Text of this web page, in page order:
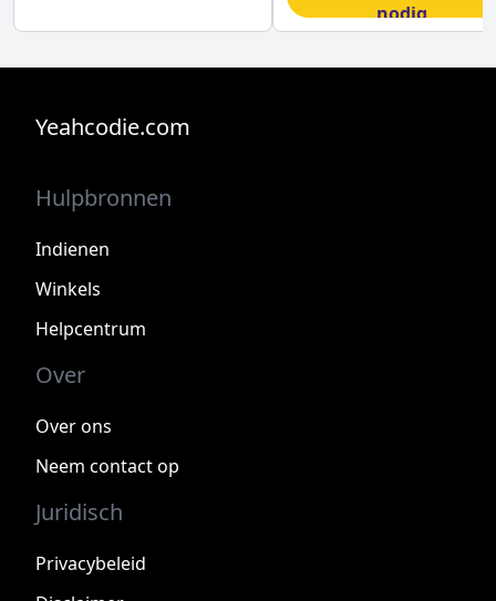
nodig
Code erhalten
Yeahcodie.com
Hulpbronnen
Indienen
Winkels
Helpcentrum
Over
Over ons
Neem contact op
Juridisch
Privacybeleid